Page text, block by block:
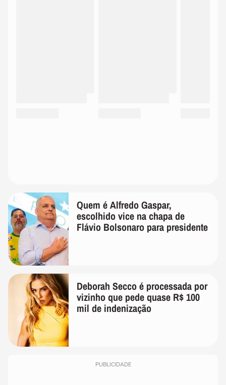
Quem é Alfredo Gaspar,
escolhido vice na chapa de
Flávio Bolsonaro para presidente
Deborah Secco é processada por
vizinho que pede quase R$ 100
mil de indenização
PUBLICIDADE